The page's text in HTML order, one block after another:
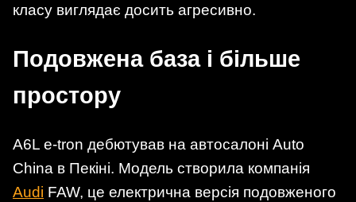
класу виглядає досить агресивно.
Подовжена база і більше
простору
A6L e-tron дебютував на автосалоні Auto
China в Пекіні. Модель створила компанія
Audi FAW, це електрична версія подовженого